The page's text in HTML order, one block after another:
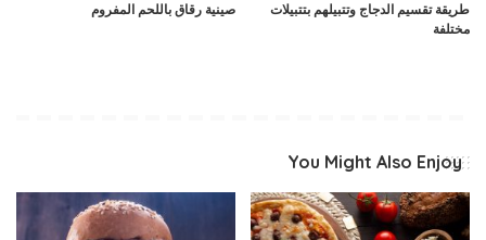
طريقة تقسيم الدجاج وتتبيلهم بتتبيلات
مختلفة
صينية رقاق باللحم المفروم
You Might Also Enjoy